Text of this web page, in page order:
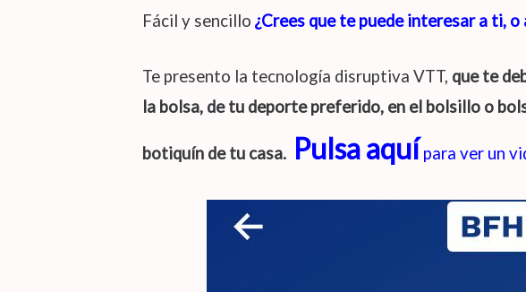
Fácil y sencillo ¿Crees que te puede interesar a ti,
Te presento la tecnología disruptiva VTT, que te
la bolsa, de tu deporte preferido, en el bolsillo o
botiquín de tu casa. Pulsa aquí para ver un